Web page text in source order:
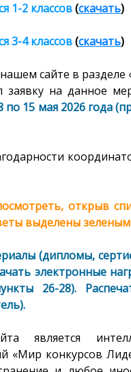
1-2 классов(скачать)
3-4 классов(скачать)
сайте в разделе
на данное
15 мая 2026 года
открыв
выделены
(дипломы,
электронные
26-28).
является
«Мир конкурсов